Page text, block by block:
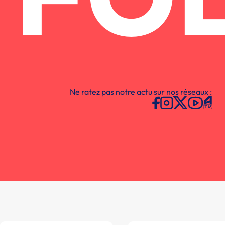
Ne ratez pas notre actu sur nos réseaux :